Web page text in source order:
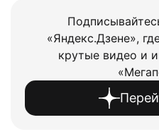
«Яндекс.Дзене»,
крутые видео и